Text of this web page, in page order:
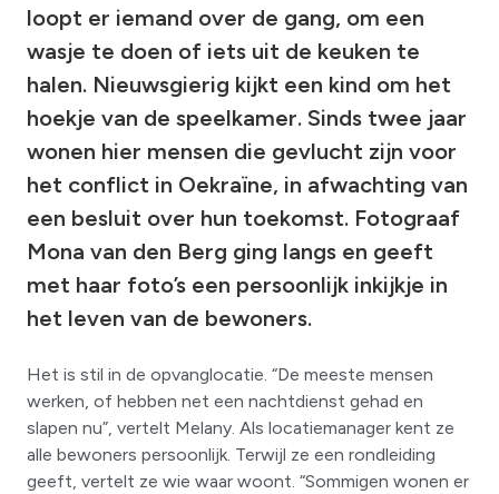
loopt er iemand over de gang, om een
wasje te doen of iets uit de keuken te
halen. Nieuwsgierig kijkt een kind om het
hoekje van de speelkamer. Sinds twee jaar
wonen hier mensen die gevlucht zijn voor
het conflict in Oekraïne, in afwachting van
een besluit over hun toekomst. Fotograaf
Mona van den Berg ging langs en geeft
met haar foto’s een persoonlijk inkijkje in
het leven van de bewoners.
Het is stil in de opvanglocatie. “De meeste mensen
werken, of hebben net een nachtdienst gehad en
slapen nu”, vertelt Melany. Als locatiemanager kent ze
alle bewoners persoonlijk. Terwijl ze een rondleiding
geeft, vertelt ze wie waar woont. “Sommigen wonen er